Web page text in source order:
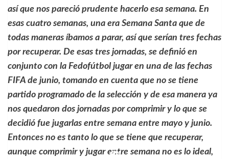
así que nos pareció prudente hacerlo esa semana. En
esas cuatro semanas, una era Semana Santa que de
todas maneras íbamos a parar, así que serían tres fechas
por recuperar. De esas tres jornadas, se definió en
conjunto con la Fedofútbol jugar en una de las fechas
FIFA de junio, tomando en cuenta que no se tiene
partido programado de la selección y de esa manera ya
nos quedaron dos jornadas por comprimir y lo que se
decidió fue jugarlas entre semana entre mayo y junio.
Entonces no es tanto lo que se tiene que recuperar,
aunque comprimir y jugar entre semana no es lo ideal,